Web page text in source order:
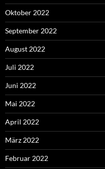
Oktober 2022
September 2022
August 2022
Juli 2022
Juni 2022
Mai 2022
April 2022
März 2022
Februar 2022